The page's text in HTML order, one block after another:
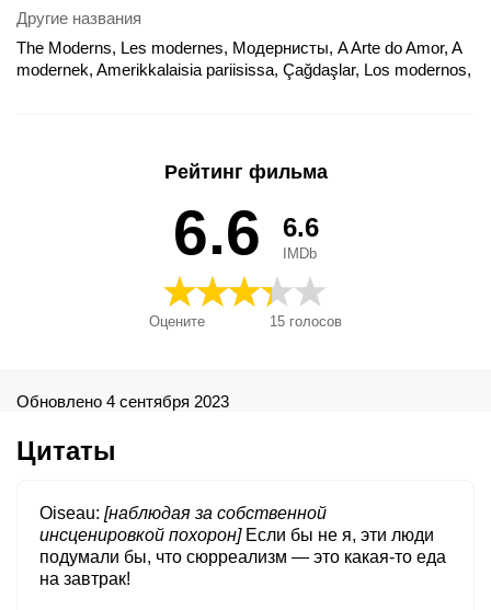
Другие названия
The Moderns, Les modernes, Модернисты, A Arte do Amor, A
modernek, Amerikkalaisia pariisissa, Çağdaşlar, Los modernos,
Рейтинг фильма
6.6
Оцените 15 голосов
6.6
IMDb
Обновлено 4 сентября 2023
Цитаты
Oiseau [наблюдая за собственной
инсценировкой похорон] Если бы не я, эти люди
подумали бы, что сюрреализм — это какая-то еда
на завтрак!